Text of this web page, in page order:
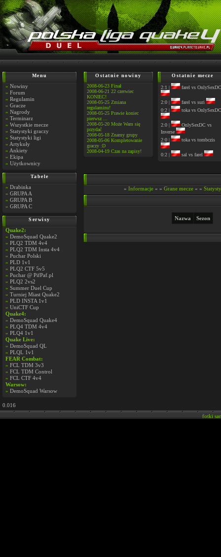
Menu
» Nowiny
» Forum
» Regulamin
» Gracze
» Nagrody
» Terminarz
» Wszystkie mecze
» Statystyki graczy
» Statystyki ligi
» Artykuły
» Ankiety
» Ekipa
» Użytkownicy
Tabele
» Drabinka
» GRUPA A
» GRUPA B
» GRUPA C
Serwisy
Quake2:
» DemoSquad Quake2
» PLQ2 TDM 4v4
» PLQ2 TDM Insta 4v4
» Puchar Polski
» PLD 1v1
» PLQ2 CTF 5v5
» Puchar @ PifPaf.pl
» PLQ2 2vs2
» Summer Duel Cup
» Turniej Miast Quake2
» PLD INSTA 1v1
» UniCTF Cup
Quake4:
» DemoSquad Quake4
» PLQ4 TDM 4v4
» PLQ4 1v1
Quake Live:
» DemoSquad QL
» PLQL 1v1
FEAR Combat:
» FCL TDM 3v3
» FCL TDM Control
» FCL CTF 4v4
Warsow:
» DemoSquad Warsow
Ostatnie nowiny
2008-06-23 Finał
2008-06-21 22 czerwiec
KONIEC!
2008-05-25 Zmiana
regulaminu!
2008-05-25 Prawie koniec
pierwsz ...
2008-05-20 Może Wam się
przydać
2008-05-18 Znamy grupy
2008-05-06 Kompletowanie
graczy :D
2008-04-19 Czas na zapisy!
Ostatnie mecze
2:1 | farel vs OnlySexDC
2:0 |
farel vs suri
0:2 |
toka vs OnlySexDC
2:0 |
OnlySexDC vs
Inverse
2:0 |
toka vs tombczis
0:2 | sal vs farel
» Informacje « » Grane mecze « »
Nazwa Sezon
0.016
fotki